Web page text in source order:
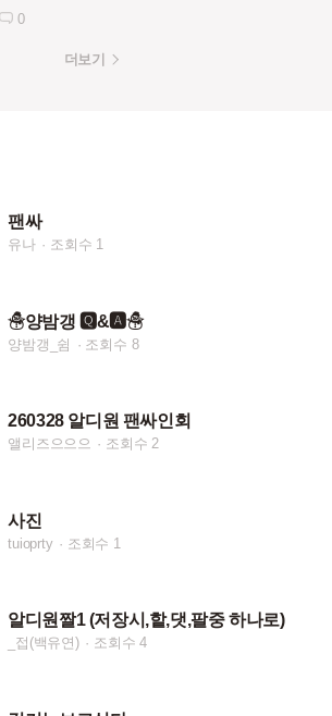
0
더보기
팬싸
유나 조회수 1
☃양밤갱 🆀&🅰☃
양밤갱_쉼 조회수 8
260328 알디원 팬싸인회
앨리즈으으으 조회수 2
사진
tuioprty 조회수 1
알디원짤1 (저장시,핱,댓,팔중 하나로)
_접(백유연) 조회수 4